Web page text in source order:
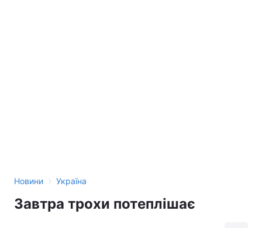
Новини › Україна
Завтра трохи потеплішає